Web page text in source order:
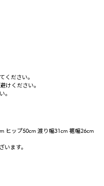
ください。
けください。
。
ヒップ50cm 渡り幅31cm 裾幅26cm
います。